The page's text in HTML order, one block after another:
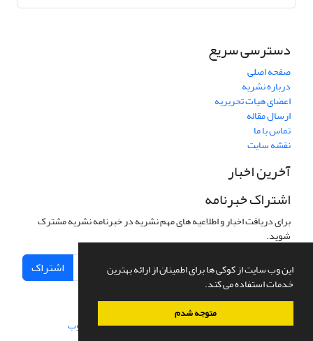
این وب سایت از کوکی ها برای اطمینان از ارائه بهترین
خدمات استفاده می کند.
متوجه شدم
دسترسی سریع
صفحه اصلی
درباره نشریه
اعضای هیات تحریریه
ارسال مقاله
تماس با ما
نقشه سایت
آخرین اخبار
اشتراک خبرنامه
برای دریافت اخبار و اطلاعیه های مهم نشریه در خبرنامه نشریه مشترک
شوید.
اشتراک
سامانه مدیریت نشریات علمی.طراحی و پیاده سازی از سیناوب